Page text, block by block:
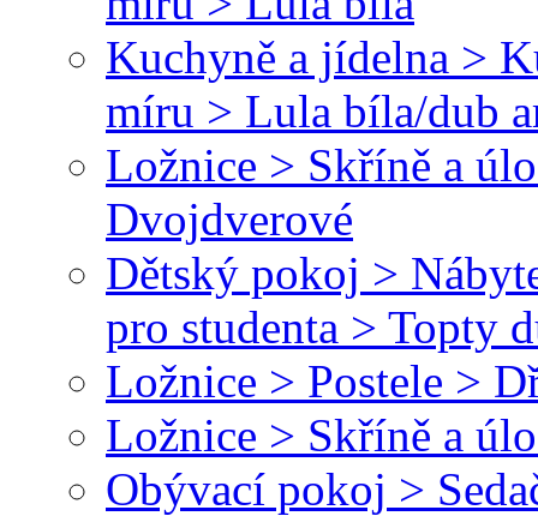
Kuchyně a jídelna >
míru > Lula bíla/dub
Ložnice > Skříně a
Dvojdverové
Dětský pokoj >
pro studenta > Topty
Ložnice > Postele >
Ložnice > Skříně a
Obývací pokoj >